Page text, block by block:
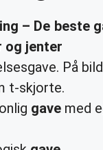
– De beste
og jenter
På
t-skjorte.
gave med